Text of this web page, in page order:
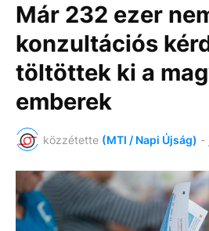
Már 232 ezer
konzultációs
töltöttek ki a
emberek
közzétette (MTI / Napi Újság) -